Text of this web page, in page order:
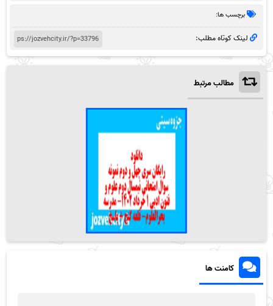
برچسب ها:
لینک کوتاه مطلب:
مطالب مرتبط
کامنت ها